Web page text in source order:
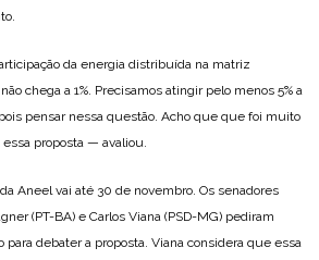
da energia distribuída na matriz
chega a 1%. Precisamos atingir pelo menos 5% a
pensar nessa questão. Acho que que foi muito
proposta — avaliou.
Aneel vai até 30 de novembro. Os senadores
(PT-BA) e Carlos Viana (PSD-MG) pediram
para debater a proposta. Viana considera que essa